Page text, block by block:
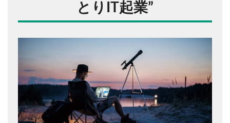
とりIT起業”